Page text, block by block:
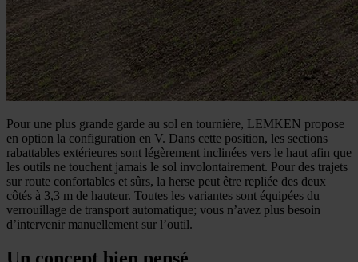
Pour une plus grande garde au sol en tournière, LEMKEN propose
en option la configuration en V. Dans cette position, les sections
rabattables extérieures sont légèrement inclinées vers le haut afin que
les outils ne touchent jamais le sol involontairement. Pour des trajets
sur route confortables et sûrs, la herse peut être repliée des deux
côtés à 3,3 m de hauteur. Toutes les variantes sont équipées du
verrouillage de transport automatique; vous n’avez plus besoin
d’intervenir manuellement sur l’outil.
Un concept bien pensé